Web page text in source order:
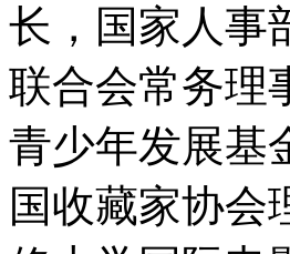
长，国家人事
联合会常务理
青少年发展基
国收藏家协会